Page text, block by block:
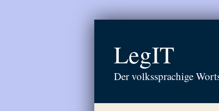
LegIT
Der volkssprachige